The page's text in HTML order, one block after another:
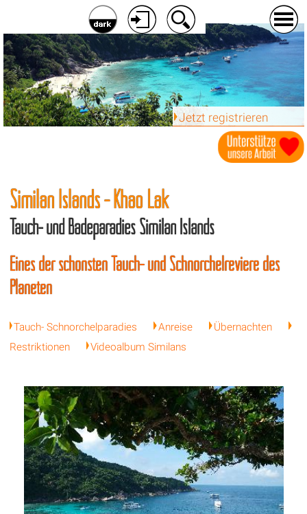
Jetzt registrieren
Similan Islands - Khao Lak
Tauch- und Badeparadies Similan Islands
Eines der schönsten Tauch- und Schnorchelreviere des
Planeten
Tauch- Schnorchelparadies Anreise
Übernachten
Restriktionen
Videoalbum Similans